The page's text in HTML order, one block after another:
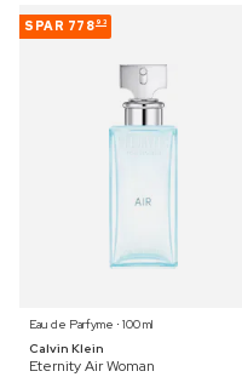
SPAR 778 93
Eau de Parfyme ⋅ 100 ml
Calvin Klein
Eternity Air Woman